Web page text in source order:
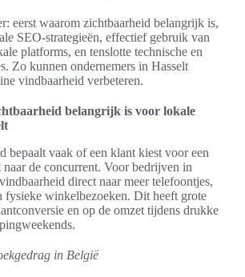
eerst waarom zichtbaarheid belangrijk is,
SEO-strategieën, effectief gebruik van
platforms, en tenslotte technische en
Zo kunnen ondernemers in Hasselt
vindbaarheid verbeteren.
belangrijk is voor lokale
bepaalt vaak of een klant kiest voor een
de concurrent. Voor bedrijven in
direct naar meer telefoontjes,
fysieke winkelbezoeken. Dit heeft grote
en op de omzet tijdens drukke
in België